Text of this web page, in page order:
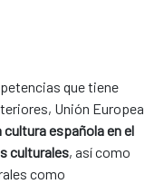
que tiene
Unión Europea
española en el
culturales, así como
como